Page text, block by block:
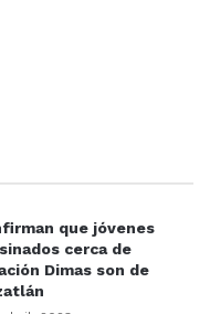
en
o hacia Tijuana,
dos semanas hubo
que jóvenes
cerca de
Dimas son de